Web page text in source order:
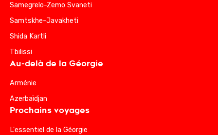
Samegrelo-Zemo Svaneti
Samtskhe-Javakheti
Shida Kartli
Tbilissi
Au-delà de la Géorgie
Arménie
Azerbaïdjan
Prochains voyages
L'essentiel de la Géorgie